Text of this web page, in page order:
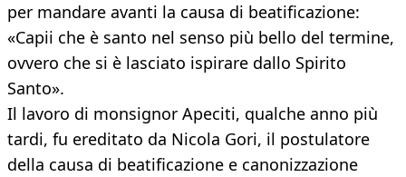
per mandare avanti la causa di beatificazione:
«Capii che è santo nel senso più bello del termine,
ovvero che si è lasciato ispirare dallo Spirito
Santo».
Il lavoro di monsignor Apeciti, qualche anno più
tardi, fu ereditato da Nicola Gori, il postulatore
della causa di beatificazione e canonizzazione